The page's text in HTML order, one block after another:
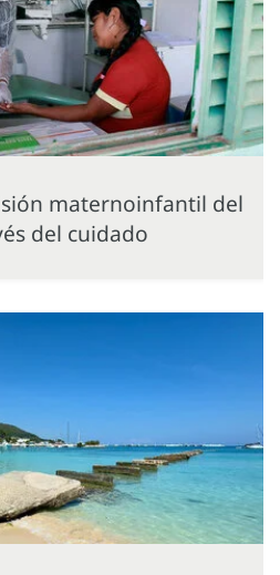
maternoinfantil del
del cuidado